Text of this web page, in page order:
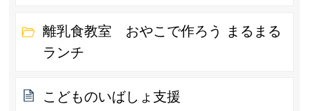
離乳食教室 おやこで作ろう まるまる
ランチ
こどものいばしょ支援